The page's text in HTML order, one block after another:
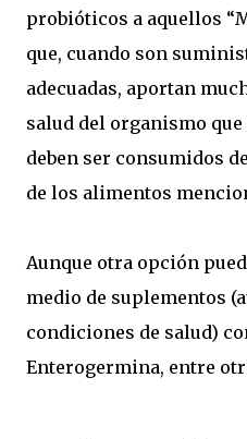
probióticos a aquellos
que, cuando son
adecuadas, aportan
salud del organismo que
deben ser consumidos
de los alimentos
Aunque otra opción
medio de suplementos
condiciones de salud)
Enterogermina, entre